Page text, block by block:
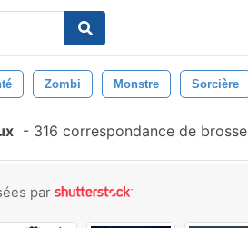
Zombi Monstre Sorcière
- 316 correspondance de brosse
par